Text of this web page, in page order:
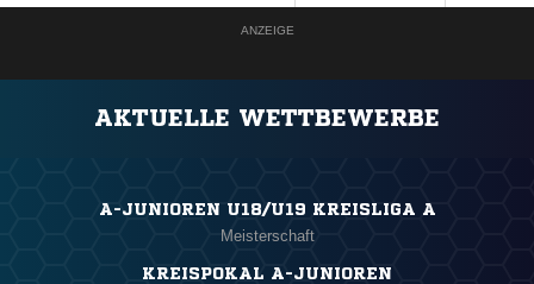
ANZEIGE
AKTUELLE WETTBEWERBE
A-JUNIOREN U18/U19 KREISLIGA A
Meisterschaft
KREISPOKAL A-JUNIOREN